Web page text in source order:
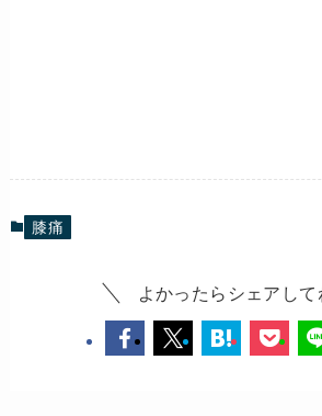
膝痛
よかったらシェアして